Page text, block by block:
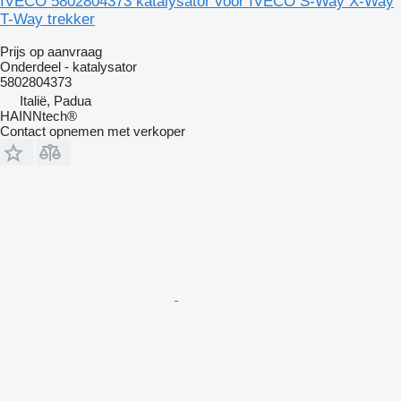
T-Way trekker
Prijs op aanvraag
Onderdeel - katalysator
5802804373
Italië, Padua
HAINNtech®
Contact opnemen met verkoper